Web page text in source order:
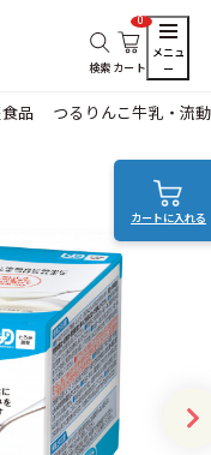
検索 カート
0
メニュ
ー
品 つるりんこ牛乳・流
カートに入れる